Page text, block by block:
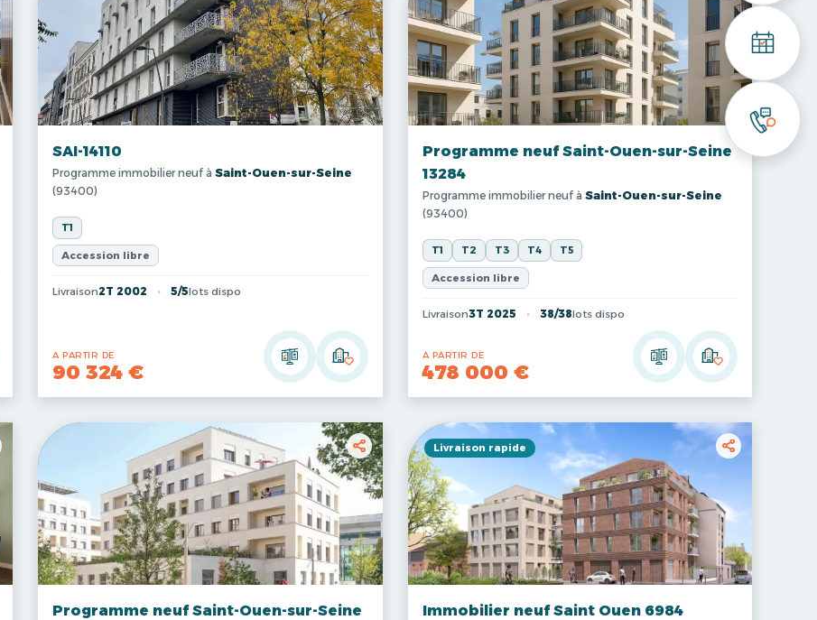
SAI-14110
Programme immobilier neuf àSaint-Ouen-sur-Seine
(93400)
T1
Accession libre
Livraison2T 2002 5/5lots dispo
A PARTIR DE
90 324 €
Programme neuf Saint-Ouen-sur-Seine
13284
Programme immobilier neuf à Saint-Ouen-sur-Seine
(93400)
T1 T2 T3 T4 T5
Accession libre
Livraison3T 2025 38/38lots dispo
A PARTIR DE
478 000 €
Programme neuf Saint-Ouen-sur-Seine
Livraison rapide
Immobilier neuf Saint Ouen 6984